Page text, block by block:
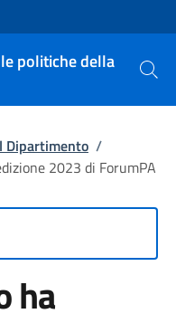
politiche della
Cerca
Dipartimento /
2023 di ForumPA
ha